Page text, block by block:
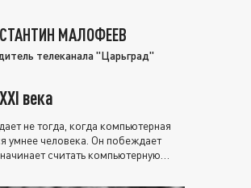
МАЛОФЕЕВ
телеканала "Царьград"
века
не тогда, когда компьютерная
умнее человека. Он побеждает
считать компьютерную